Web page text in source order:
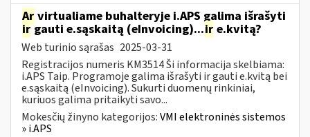
Ar virtualiame buhalteryje i.APS galima išrašyti
irgauti e.sąskaitą (eInvoicing)...ir e.kvitą?
Web turinio sąrašas 2025-03-31
Registracijos numeris KM3514 Ši informacija skelbiama:
i.APS Taip. Programoje galima išrašyti ir gauti e.kvitą bei
e.sąskaitą (eInvoicing). Sukurti duomenų rinkiniai,
kuriuos galima pritaikyti savo...
Mokesčių žinyno kategorijos:VMI elektroninės sistemos
» i.APS